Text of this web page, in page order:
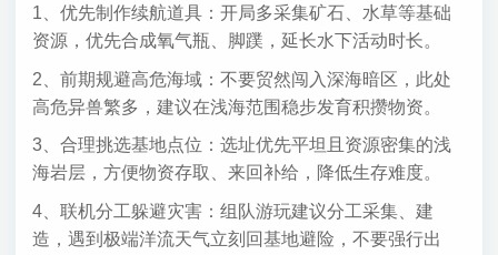
1、优先制作续航道具：开局多采集矿石、水草等基础
资源，优先合成氧气瓶、脚蹼，延长水下活动时长。
2、前期规避高危海域：不要贸然闯入深海暗区，此处
高危异兽繁多，建议在浅海范围稳步发育积攒物资。
3、合理挑选基地点位：选址优先平坦且资源密集的浅
海岩层，方便物资存取、来回补给，降低生存难度。
4、联机分工躲避灾害：组队游玩建议分工采集、建
造，遇到极端洋流天气立刻回基地避险，不要强行出